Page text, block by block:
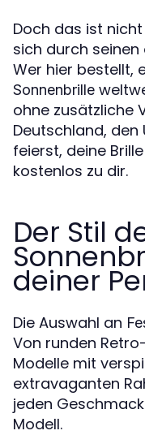
Doch das ist
sich durch
Wer hier bestellt,
Sonnenbrille
ohne zusätzliche
Deutschland, den
feierst, deine
kostenlos zu dir.
Der Stil
deiner
Die Auswahl an
Von runden
Modelle mit
extravaganten
jeden
Modell.